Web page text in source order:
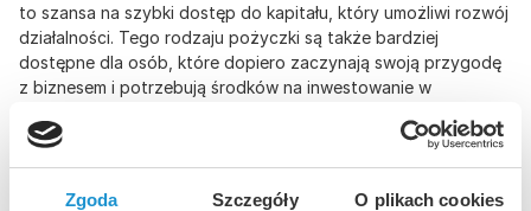
Zgoda Szczegóły O plikach cookies
to szansa na szybki dostęp do kapitału, który umożliwi rozwój
działalności. Tego rodzaju pożyczki są także bardziej
dostępne dla osób, które dopiero zaczynają swoją przygodę
z biznesem i potrzebują środków na inwestowanie w
Jakie są warunki pożyczki dla
nowych firm bez BIK?